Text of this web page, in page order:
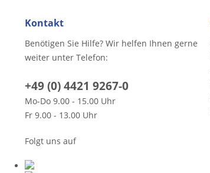
Kontakt
Benötigen Sie Hilfe? Wir helfen Ihnen gerne
weiter unter Telefon:
+49 (0) 4421 9267-0
Mo-Do 9.00 - 15.00 Uhr
Fr 9.00 - 13.00 Uhr
Folgt uns auf